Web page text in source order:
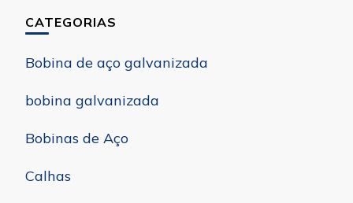
CATEGORIAS
Bobina de aço galvanizada
bobina galvanizada
Bobinas de Aço
Calhas